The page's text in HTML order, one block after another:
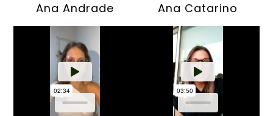
Ana Andrade Ana Catarino